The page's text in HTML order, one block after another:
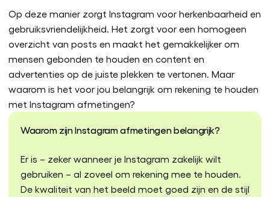
Op deze manier zorgt Instagram voor herkenbaarheid en
gebruiksvriendelijkheid. Het zorgt voor een homogeen
overzicht van posts en maakt het gemakkelijker om
mensen gebonden te houden en content en
advertenties op de juiste plekken te vertonen. Maar
waarom is het voor jou belangrijk om rekening te houden
met Instagram afmetingen?
Waarom zijn Instagram afmetingen belangrijk?
Er is – zeker wanneer je Instagram zakelijk wilt
gebruiken – al zoveel om rekening mee te houden.
De kwaliteit van het beeld moet goed zijn en de stijl